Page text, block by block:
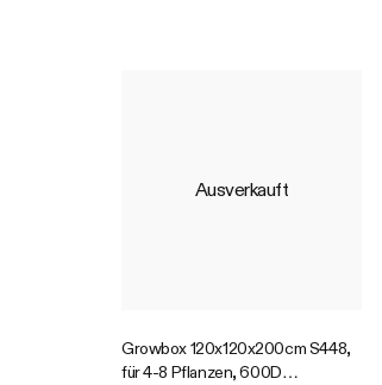
Ausverkauft
Growbox 120x120x200cm S448,
für 4-8 Pflanzen, 600D